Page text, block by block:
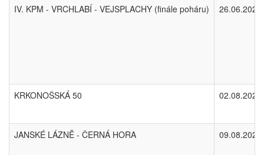
IV. KPM - VRCHLABÍ - VEJSPLACHY (finále poháru) 26.06.2025
KRKONOŠSKÁ 50 02.08.2025
JANSKÉ LÁZNĚ - ČERNÁ HORA 09.08.2025